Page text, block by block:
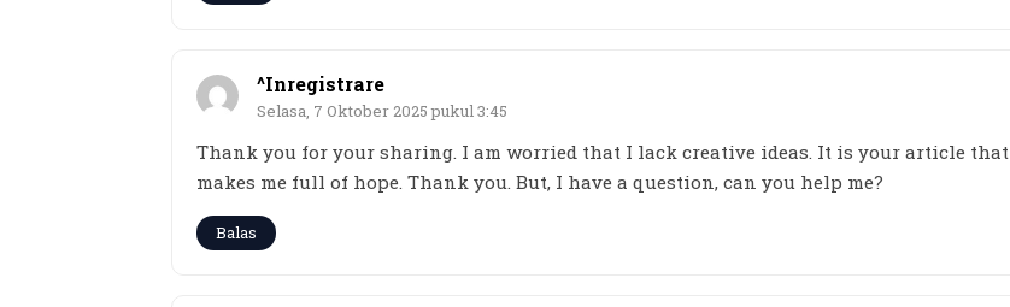
^Inregistrare
Selasa, 7 Oktober 2025 pukul 3:45
Thank you for your sharing. I am worried that I lack creative ideas. It is your article that
makes me full of hope. Thank you. But, I have a question, can you help me?
Balas